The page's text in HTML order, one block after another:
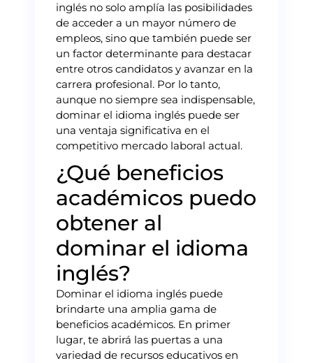
inglés no solo amplía las posibilidades
de acceder a un mayor número de
empleos, sino que también puede ser
un factor determinante para destacar
entre otros candidatos y avanzar en la
carrera profesional. Por lo tanto,
aunque no siempre sea indispensable,
dominar el idioma inglés puede ser
una ventaja significativa en el
competitivo mercado laboral actual.
¿Qué beneficios
académicos puedo
obtener al
dominar el idioma
inglés?
Dominar el idioma inglés puede
brindarte una amplia gama de
beneficios académicos. En primer
lugar, te abrirá las puertas a una
variedad de recursos educativos en